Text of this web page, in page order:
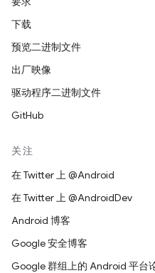
下载
预览二进制文件
出厂映像
驱动程序二进制文件
GitHub
关注
在 Twitter 上 @Android
在 Twitter 上 @AndroidDev
Android 博客
Google 安全博客
Google 群组上的 Android 平台